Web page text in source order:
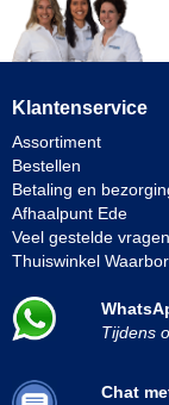
Klantenservice
Assortiment
Bestellen
Betaling en
Afhaalpunt Ede
Veel gestelde vragen
Thuiswinkel
Tijdens
Chat